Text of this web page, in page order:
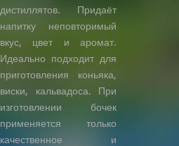
дистиллятов. Придаёт
напитку неповторимый
вкус, цвет и аромат.
Идеально подходит для
приготовления коньяка,
виски, кальвадоса. При
изготовлении бочек
применяется только
качественное и